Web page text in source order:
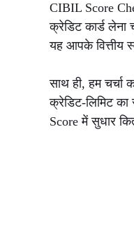
CIBIL Score
क्रेडिट कार्ड
यह आपके वित्तीय
साथ ही, हम
क्रेडिट‑लिमिट
Score में सुधार